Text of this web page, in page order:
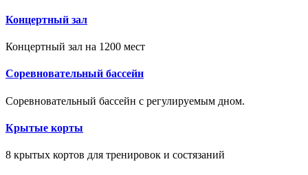
Концертный зал
Концертный зал на 1200 мест
Соревновательный бассейн
Соревновательный бассейн с регулируемым дном.
Крытые корты
8 крытых кортов для тренировок и состязаний